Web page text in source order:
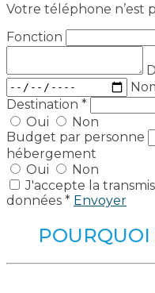
Votre téléphone n’est
Fonction
Destination *
Oui
Non
Budget par personne
hébergement
Oui
Non
J'accepte la
données * Envoyer
POURQUOI